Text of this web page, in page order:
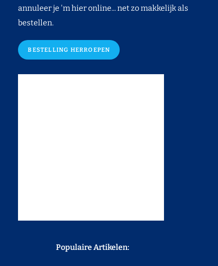
annuleer je 'm hier online... net zo makkelijk als
bestellen.
BESTELLING HERROEPEN
Populaire Artikelen: